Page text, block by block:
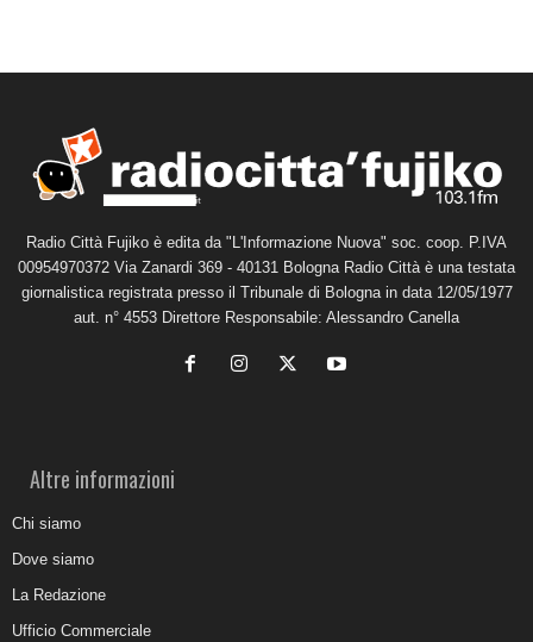
Radio Città Fujiko è edita da "L'Informazione Nuova" soc. coop. P.IVA
00954970372 Via Zanardi 369 - 40131 Bologna Radio Città è una testata
giornalistica registrata presso il Tribunale di Bologna in data 12/05/1977
aut. n° 4553 Direttore Responsabile: Alessandro Canella
Altre informazioni
Chi siamo
Dove siamo
La Redazione
Ufficio Commerciale